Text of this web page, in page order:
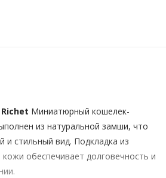
Миниатюрный кошелек-
из натуральной замши, что
и стильный вид. Подкладка из
кожи обеспечивает долговечность и